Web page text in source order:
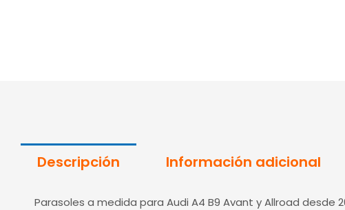
Descripción Información adicional
Parasoles a medida para Audi A4 B9 Avant y Allroad desde